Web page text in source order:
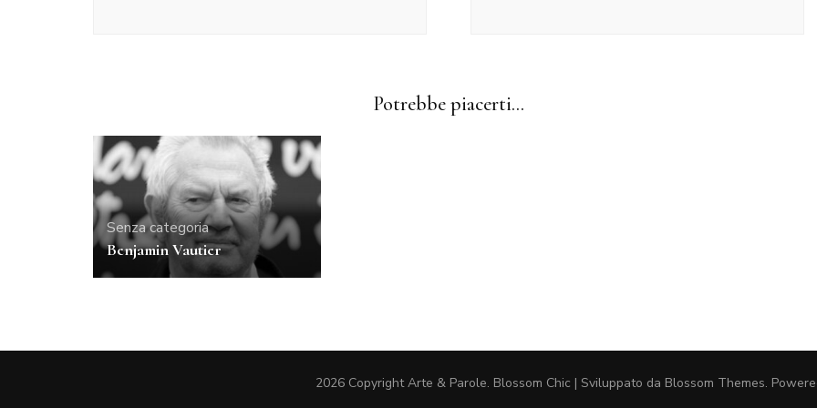
Potrebbe piacerti...
Senza categoria
Benjamin Vautier
Guy Laramée
2026 CopyrightArte & Parole. Blossom Chic | Sviluppato da Blossom Themes.